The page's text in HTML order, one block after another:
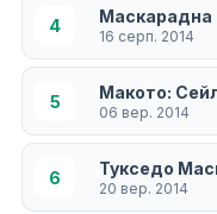
4 Маскарадна
16 серп. 2014
5 Макото:
06 вер. 2014
6 Тукседо
20 вер. 2014